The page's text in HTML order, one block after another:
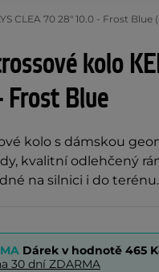
CLEA 70 28" 10.0 - Frost
kolo
Blue
kolo s dámskou
kvalitní odlehčený
na silnici i do terénu.
Dárek v hodnotě 465
30 dní ZDARMA